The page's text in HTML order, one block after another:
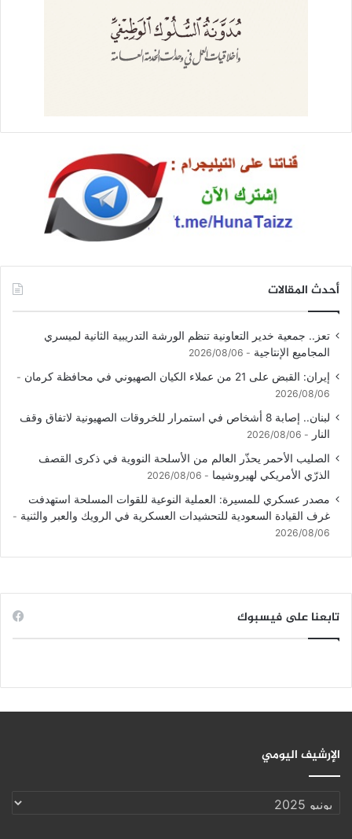
أحدث المقالات
تعز.. جمعية خدير التعاونية تنظم الورشة التدريبية الثانية لميسري
المجاميع الإنتاجية
2026/08/06
إيران: القبض على 21 من عملاء الكيان الصهيوني في محافظة كرمان
2026/08/06
لبنان.. إصابة 8 أشخاص في استمرار للخروقات الصهيونية لاتفاق وقف
النار
2026/08/06
الصليب الأحمر يحذّر العالم من الأسلحة النووية في ذكرى القصف
الذرّي الأمريكي لهيروشيما
2026/08/06
مصدر عسكري للمسيرة: العملية النوعية للقوات المسلحة استهدفت
غرف القيادة السعودية للتحشيدات العسكرية في الرويك والعبر والثنية
2026/08/06
تابعنا على فيسبوك
الإرشيف اليومي